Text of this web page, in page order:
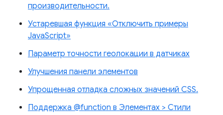
производительности.
Устаревшая функция «Отключить примеры
JavaScript»
Параметр точности геолокации в датчиках
Улучшения панели элементов
Упрощенная отладка сложных значений CSS.
Поддержка @function в Элементах > Стили